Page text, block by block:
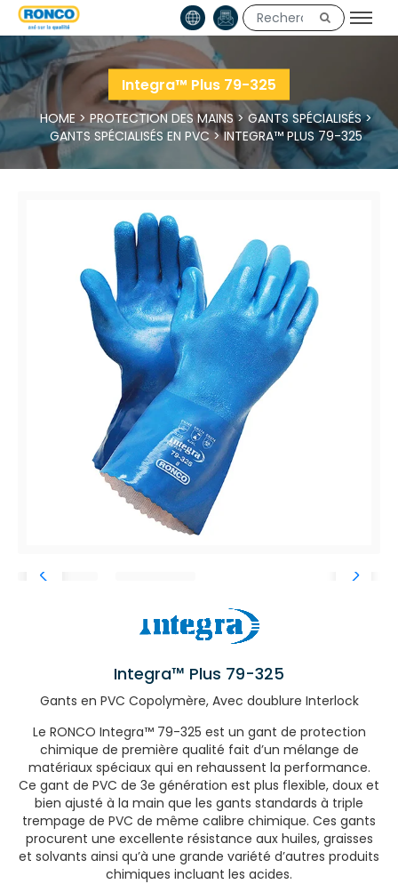
Integra™ Plus 79-325
HOME > PROTECTION DES MAINS> GANTS SPÉCIALISÉS>
GANTS SPÉCIALISÉS EN PVC>INTEGRA™ PLUS 79-325
Integra™ Plus 79-325
Gants en PVC Copolymère, Avec doublure Interlock
Le RONCO Integra™ 79-325 est un gant de protection
chimique de première qualité fait d’un mélange de
matériaux spéciaux qui en rehaussent la performance.
Ce gant de PVC de 3e génération est plus flexible, doux et
bien ajusté à la main que les gants standards à triple
trempage de PVC de même calibre chimique. Ces gants
procurent une excellente résistance aux huiles, graisses
et solvants ainsi qu’à une grande variété d’autres produits
chimiques incluant les acides.